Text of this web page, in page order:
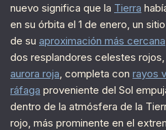
nuevo significa que la Tierra
en su órbita el 1 de enero, un
de su aproximación más cercana
dos resplandores celestes rojos,
aurora roja, completa con rayos
ráfaga proveniente del Sol
dentro de la atmósfera de la
rojo, más prominente en el